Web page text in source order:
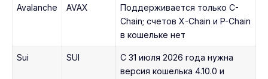
Avalanche AVAX
Поддерживается только C-
Chain; счетов X-Chain и P-Chain
в кошельке нет
Sui SUI
С 31 июля 2026 года нужна
версия кошелька 4.10.0 и